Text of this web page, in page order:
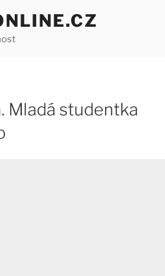
Mladá studentka